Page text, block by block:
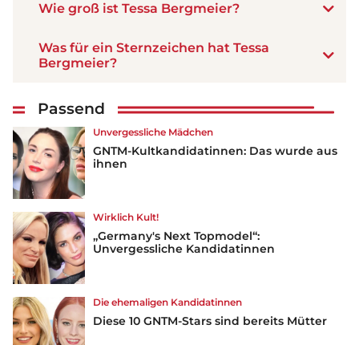
Wie groß ist Tessa Bergmeier?
Was für ein Sternzeichen hat Tessa
Bergmeier?
Passend
Unvergessliche Mädchen
GNTM-Kultkandidatinnen: Das wurde aus
ihnen
Wirklich Kult!
„Germany's Next Topmodel“:
Unvergessliche Kandidatinnen
Die ehemaligen Kandidatinnen
Diese 10 GNTM-Stars sind bereits Mütter